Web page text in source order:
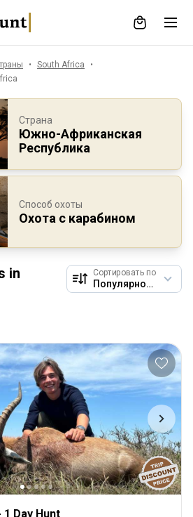
South Africa
Страна
Южно-Африканская
Республика
Способ охоты
Охота с карабином
in
Сортировать по
Day Hunt